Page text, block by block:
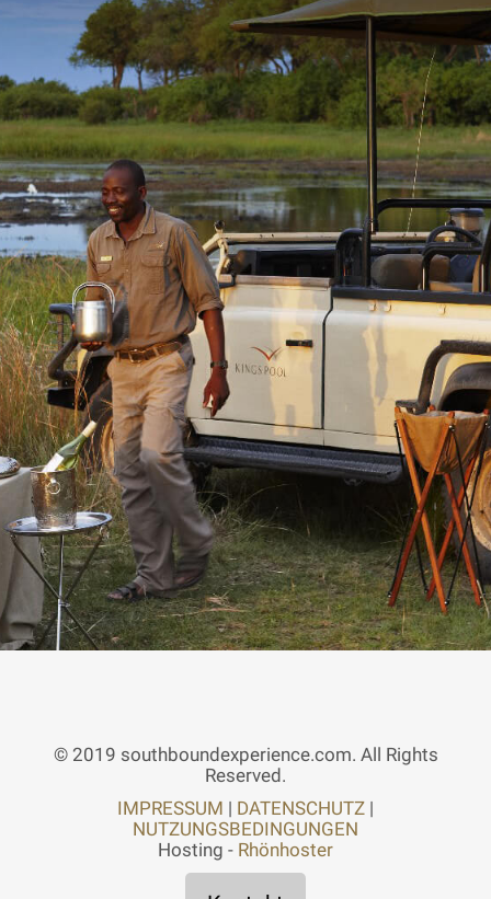
© 2019 southboundexperience.com. All Rights
Reserved.
IMPRESSUM | DATENSCHUTZ |
NUTZUNGSBEDINGUNGEN
Hosting - Rhönhoster